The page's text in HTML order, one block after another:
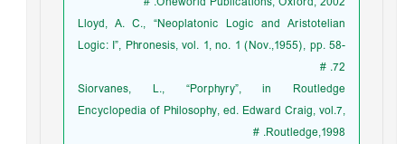
Lloyd, A. C., “Neoplatonic Logic and Aristotelian
Logic: I”, Phronesis, vol. 1, no. 1 (Nov.,1955), pp. 58-
72. #
Siorvanes, L., “Porphyry”, in Routledge
Encyclopedia of Philosophy, ed. Edward Craig, vol.7,
Routledge,1998. #